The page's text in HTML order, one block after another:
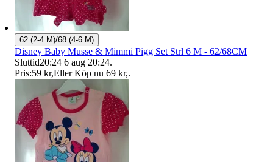
62 (2-4 M)/68 (4-6 M)
Disney Baby Musse & Mimmi Pigg Set Strl 6 M - 62/68CM
Sluttid20:24 6 aug 20:24.
Pris:59 kr,Eller Köp nu 69 kr,.